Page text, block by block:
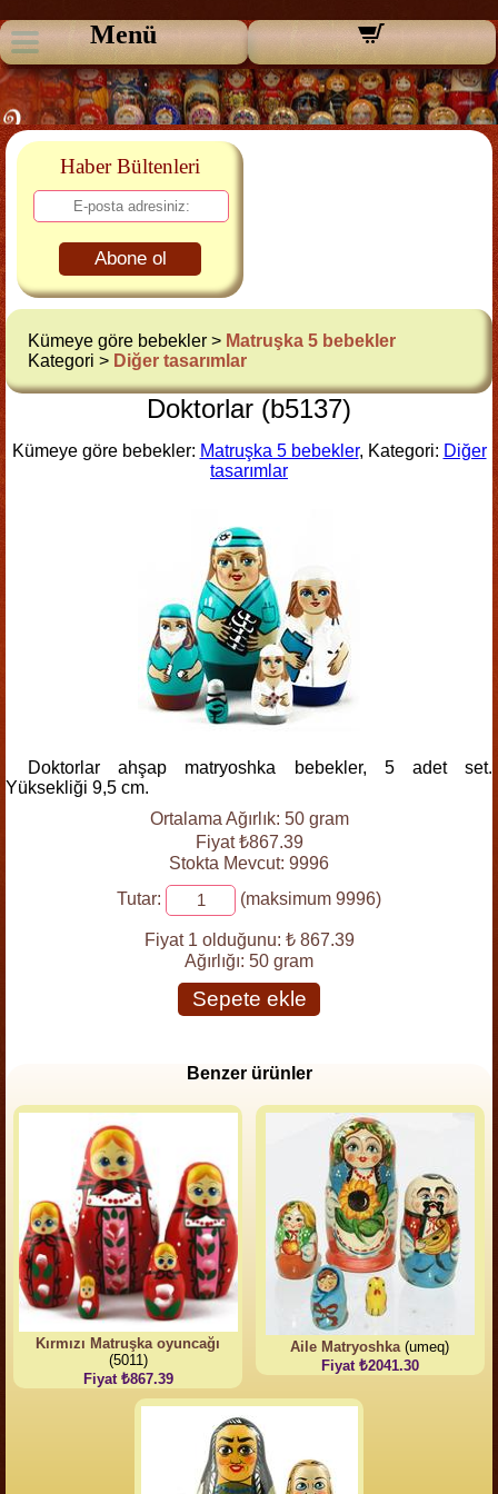
Menü
Haber Bültenleri
Abone ol
Kümeye göre bebekler > Matruşka 5 bebekler
Kategori > Diğer tasarımlar
Doktorlar (b5137)
Kümeye göre bebekler: Matruşka 5 bebekler, Kategori: Diğer
tasarımlar
Doktorlar ahşap matryoshka bebekler, 5 adet set.
Yüksekliği 9,5 cm.
Ortalama Ağırlık: 50 gram
Fiyat ₺867.39
Stokta Mevcut: 9996
Tutar:
(maksimum 9996)
Fiyat 1 olduğunu: ₺ 867.39
Ağırlığı: 50 gram
Sepete ekle
Benzer ürünler
Kırmızı Matruşka oyuncağı
(5011)
Fiyat ₺867.39
Aile Matryoshka(umeq)
Fiyat ₺2041.30